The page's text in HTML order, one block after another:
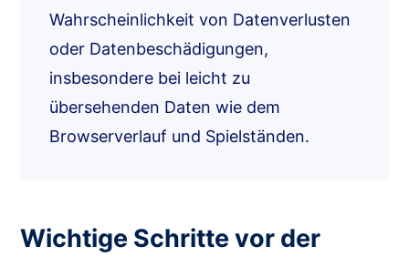
Wahrscheinlichkeit von Datenverlusten
oder Datenbeschädigungen,
insbesondere bei leicht zu
übersehenden Daten wie dem
Browserverlauf und Spielständen.
Wichtige Schritte vor der